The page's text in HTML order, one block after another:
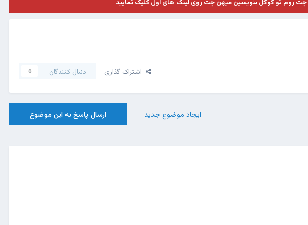
اشتراک گذاری دنبال کنندگان 0
ارسال پاسخ به این موضوع ایجاد موضوع جدید